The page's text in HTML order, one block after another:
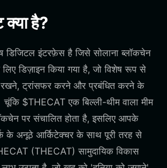
है?
इंटरफ़ेस है जिसे सोलाना ब्लॉकचेन
डिज़ाइन किया गया है, जो विशेष रूप से
ट्रांसफर करने और प्रबंधित करने के
चूंकि $THECAT एक बिल्ली-थीम वाला मीम
पर संचालित होता है, इसलिए आपके
के अनूठे आर्किटेक्चर के साथ पूरी तरह से
(THECAT) सामुदायिक विकास